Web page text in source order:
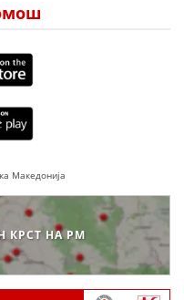
Македонија
КРСТ НА РМ